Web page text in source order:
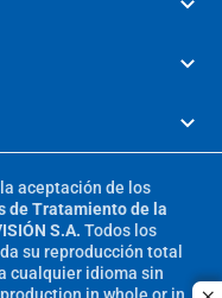
aceptación de los
de Tratamiento de la
S.A. Todos los
su reproducción total
cualquier idioma sin